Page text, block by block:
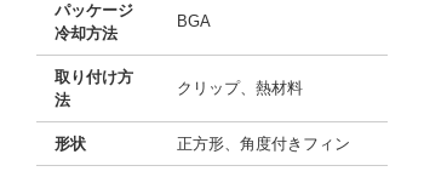
パッケージ
冷却方法
BGA
取り付け方
法
クリップ、熱材料
形状 正方形、角度付きフィン